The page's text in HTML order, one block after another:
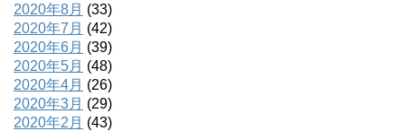
2020年8月 (33)
2020年7月 (42)
2020年6月 (39)
2020年5月 (48)
2020年4月 (26)
2020年3月 (29)
2020年2月 (43)